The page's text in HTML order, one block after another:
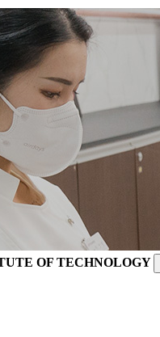
OF TECHNOLOGY